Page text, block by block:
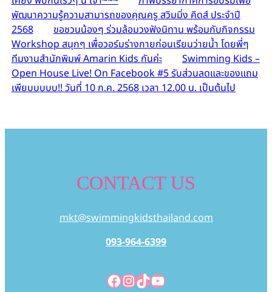
พัฒนาความรู้ความสามารถของคุณครู สวิมมิ่ง คิดส์ ประจำปี
2568
ขอชวนน้องๆ ร่วมล้อมวงฟังนิทาน พร้อมกับกิจกรรม
Workshop สนุกๆ เพื่อวอร์มร่างกายก่อนเรียนว่ายน้ำ โดยพี่ๆ
ทีมงานสำนักพิมพ์ Amarin Kids กันค่ะ
Swimming Kids –
Open House Live! On Facebook #5 รับส่วนลดและของแถม
เพียบบบบบ!! วันที่ 10 ก.ค. 2568 เวลา 12.00 น. เป็นต้นไป
CONTACT US
mkt@swimmingkidsthailand.com
093-964-6399
Facebook
Instagram
TikTok
YouTube